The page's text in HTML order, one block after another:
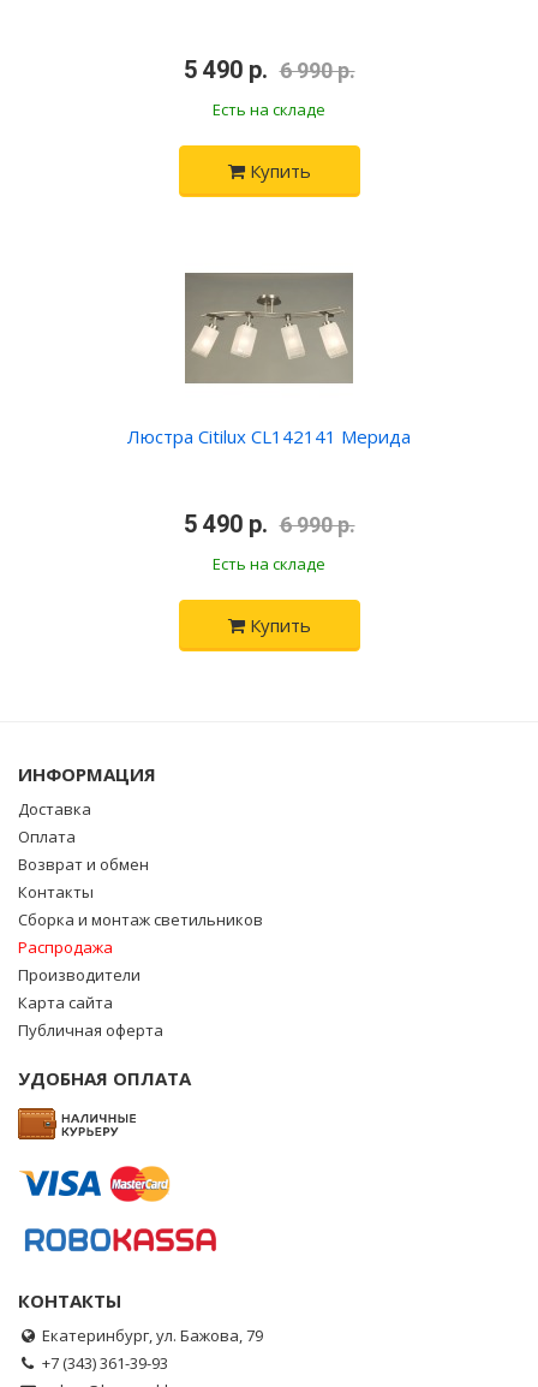
5 490 р. 6 990 р.
Есть на складе
Купить
Люстра Citilux CL142141 Мерида
5 490 р. 6 990 р.
Есть на складе
Купить
ИНФОРМАЦИЯ
Доставка
Оплата
Возврат и обмен
Контакты
Сборка и монтаж светильников
Распродажа
Производители
Карта сайта
Публичная оферта
УДОБНАЯ ОПЛАТА
КОНТАКТЫ
Екатеринбург, ул. Бажова, 79
+7 (343) 361-39-93